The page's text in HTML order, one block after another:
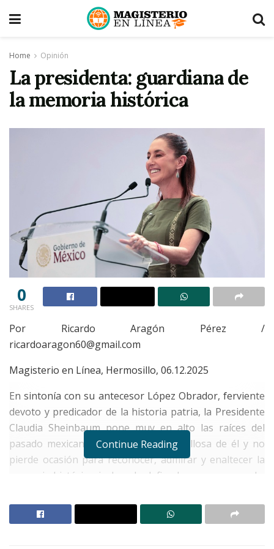
Home Opinión
La presidenta: guardiana de
la memoria histórica
0
SHARES
Por Ricardo Aragón Pérez /
ricardoaragon60@gmail.com
Magisterio en Línea, Hermosillo, 06.12.2025
En sintonía con su antecesor López Obrador, ferviente
devoto y predicador de la historia patria, la Presidente
Claudia Sheinbaum pone muy en alto las raíces del
pasado mexicano; se siente muy orgullosa de él y no
pierde ocasión para reconocer, admirar y enaltecer la
memoria histórica; incluso la defiende a capa y espada,
el historial de injusticias, rapiñas y crímenes humanos,
cometidos por los antiguos españoles durante las
Continue Reading